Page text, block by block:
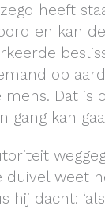
heeft
en kan
op
mens. Dat is
gang kan
duivel weet
hij dacht: